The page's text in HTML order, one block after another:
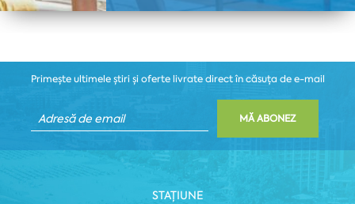
Primește ultimele știri și oferte livrate direct în căsuța de e-mail
MĂ ABONEZ
STAȚIUNE